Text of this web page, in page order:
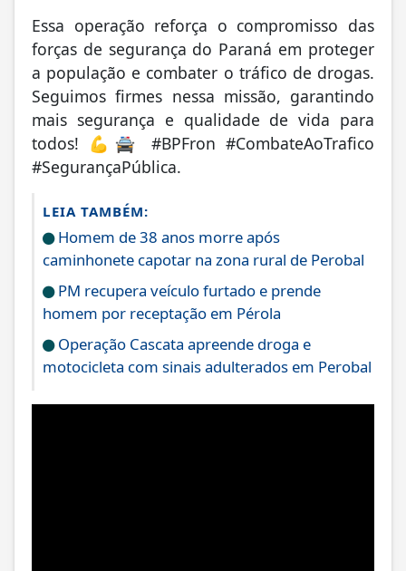
Essa operação reforça o compromisso das
forças de segurança do Paraná em proteger
a população e combater o tráfico de drogas.
Seguimos firmes nessa missão, garantindo
mais segurança e qualidade de vida para
todos! 💪🚔 #BPFron #CombateAoTrafico
#SegurançaPública.
LEIA TAMBÉM:
Homem de 38 anos morre após
caminhonete capotar na zona rural de Perobal
PM recupera veículo furtado e prende
homem por receptação em Pérola
Operação Cascata apreende droga e
motocicleta com sinais adulterados em Perobal